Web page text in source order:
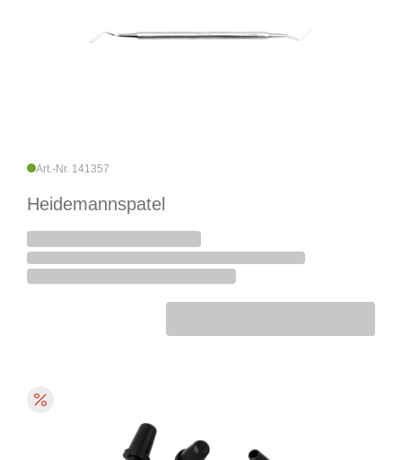
Art.-Nr. 141357
Heidemannspatel